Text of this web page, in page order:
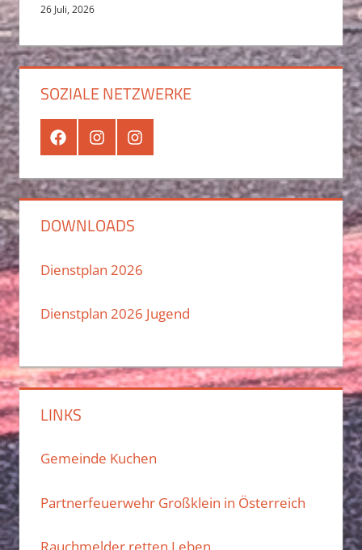
26 Juli, 2026
SOZIALE NETZWERKE
FacebookInstagramInstagram
Jugend
DOWNLOADS
Dienstplan 2026
Dienstplan 2026 Jugend
LINKS
Gemeinde Kuchen
Partnerfeuerwehr Großklein in Österreich